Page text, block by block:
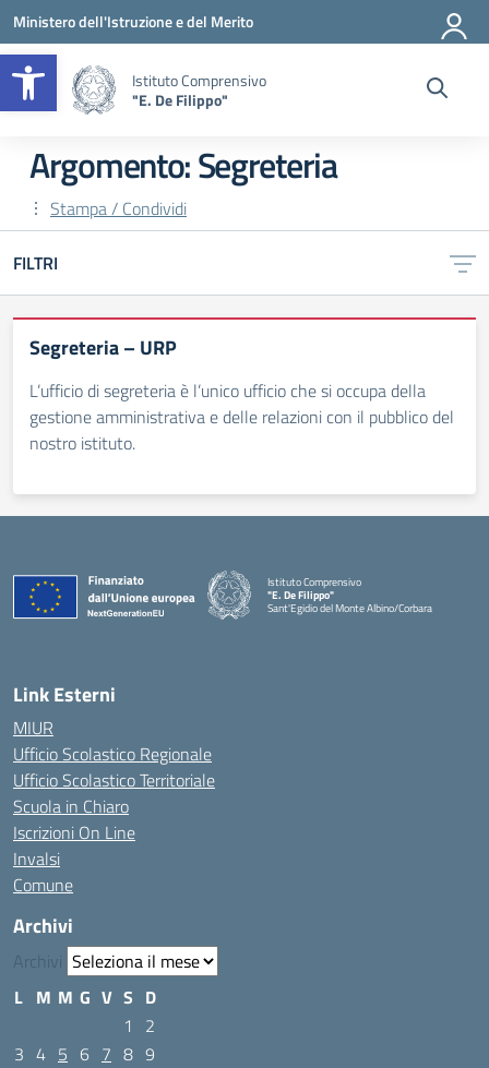
Apri la barra degli strumenti
Vai ai contenuti
Vai al menu di navigazione
Vai al footer
Ministero dell'Istruzione e del Merito
Istituto Comprensivo
"E. De Filippo"
Argomento: Segreteria
Stampa / Condividi
FILTRI
Segreteria – URP
L’ufficio di segreteria è l’unico ufficio che si occupa della
gestione amministrativa e delle relazioni con il pubblico del
nostro istituto.
Istituto Comprensivo
"E. De Filippo"
Sant'Egidio del Monte Albino/Corbara
Link Esterni
MIUR
Ufficio Scolastico Regionale
Ufficio Scolastico Territoriale
Scuola in Chiaro
Iscrizioni On Line
Invalsi
Comune
Archivi
Archivi
L M M G V S D
1
2
3 4 5 6 7 8 9